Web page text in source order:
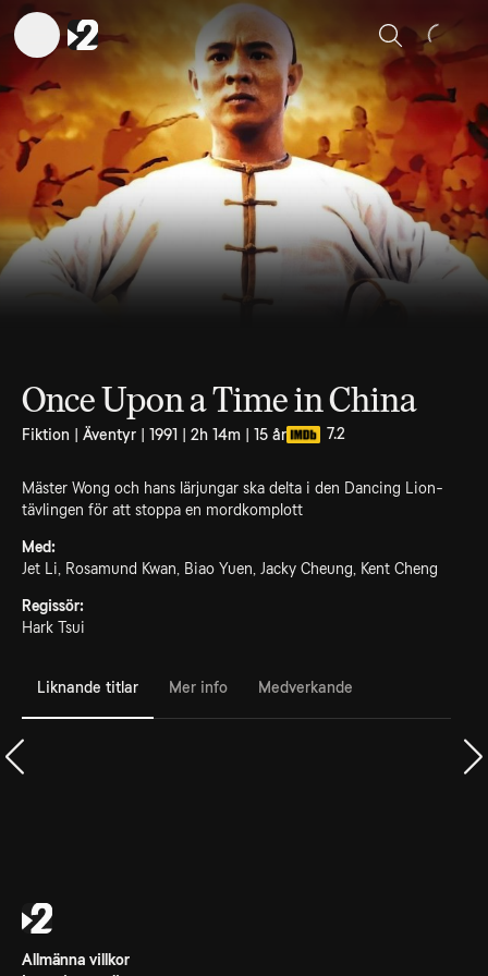
Sök
Once Upon a Time in China
Fiktion | Äventyr | 1991 | 2h 14m | 15 år 7.2
Mäster Wong och hans lärjungar ska delta i den Dancing Lion-
tävlingen för att stoppa en mordkomplott
Med:
Jet Li, Rosamund Kwan, Biao Yuen, Jacky Cheung, Kent Cheng
Regissör:
Hark Tsui
Liknande titlar Mer info Medverkande
Allmänna villkor